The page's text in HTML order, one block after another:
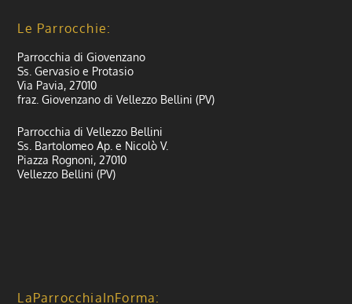
Le Parrocchie:
Parrocchia di Giovenzano
Ss. Gervasio e Protasio
Via Pavia, 27010
fraz. Giovenzano di Vellezzo Bellini (PV)
Parrocchia di Vellezzo Bellini
Ss. Bartolomeo Ap. e Nicolò V.
Piazza Rognoni, 27010
Vellezzo Bellini (PV)
LaParrocchiaInForma: